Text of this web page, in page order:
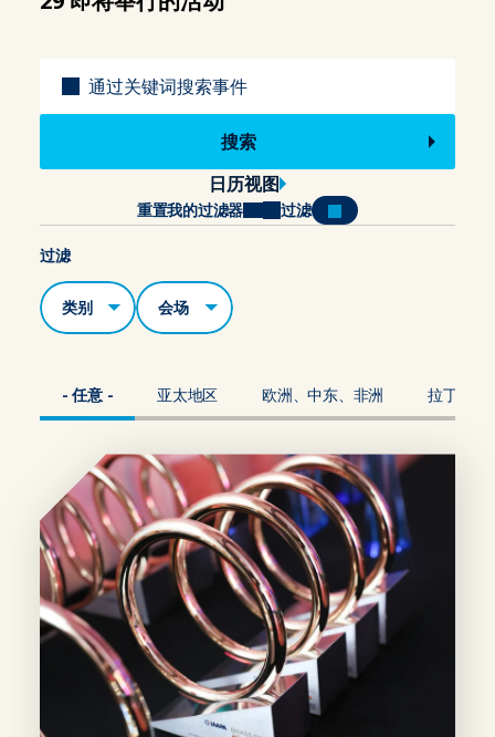
日历视图
重置我的过滤器 过滤
过滤
类别 场地
- 任意 - 亚太地区 欧洲、中东、非洲 拉丁美洲